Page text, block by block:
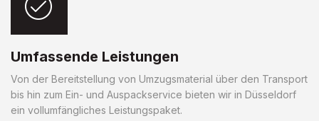
Umfassende Leistungen
Von der Bereitstellung von Umzugsmaterial über den Transport
bis hin zum Ein- und Auspackservice bieten wir in Düsseldorf
ein vollumfängliches Leistungspaket.